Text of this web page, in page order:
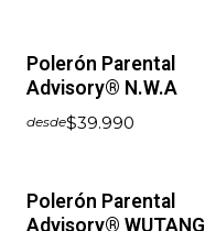
Polerón Parental
Advisory® N.W.A
desde$39.990
Polerón Parental
Advisory® WUTANG